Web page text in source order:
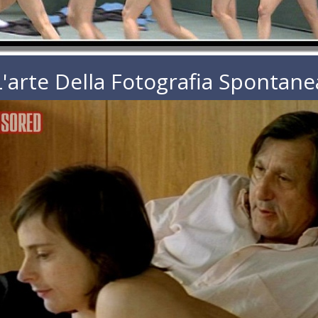
Della Fotografia